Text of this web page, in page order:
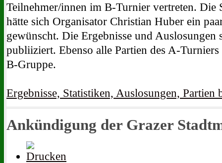
Teilnehmer/innen im B-Turnier vertreten. Die
hätte sich Organisator Christian Huber ein
gewünscht. Die Ergebnisse und Auslosungen
publiiziert. Ebenso alle Partien des A-
B-Gruppe.
Ergebnisse, Statistiken, Auslosungen, Partien
Ankündigung der Grazer